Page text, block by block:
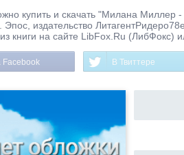
купить и скачать "Милана
Эпос, издательство
книги на сайте LibFox.Ru (ЛибФокс)
Facebook В Твиттере